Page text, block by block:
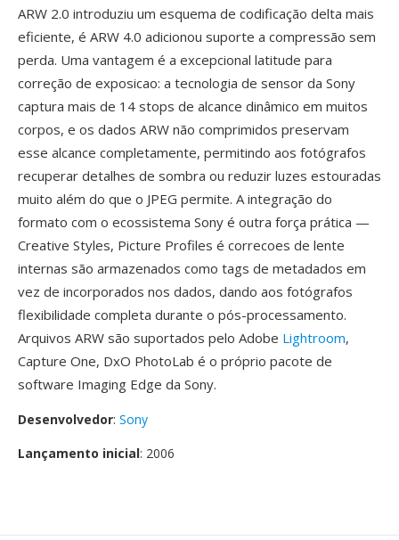
ARW 2.0 introduziu um esquema de codificação delta mais
eficiente, é ARW 4.0 adicionou suporte a compressão sem
perda. Uma vantagem é a excepcional latitude para
correção de exposicao: a tecnologia de sensor da Sony
captura mais de 14 stops de alcance dinâmico em muitos
corpos, e os dados ARW não comprimidos preservam
esse alcance completamente, permitindo aos fotógrafos
recuperar detalhes de sombra ou reduzir luzes estouradas
muito além do que o JPEG permite. A integração do
formato com o ecossistema Sony é outra força prática —
Creative Styles, Picture Profiles é correcoes de lente
internas são armazenados como tags de metadados em
vez de incorporados nos dados, dando aos fotógrafos
flexibilidade completa durante o pós-processamento.
Arquivos ARW são suportados pelo Adobe Lightroom,
Capture One, DxO PhotoLab é o próprio pacote de
software Imaging Edge da Sony.
Desenvolvedor: Sony
Lançamento inicial: 2006